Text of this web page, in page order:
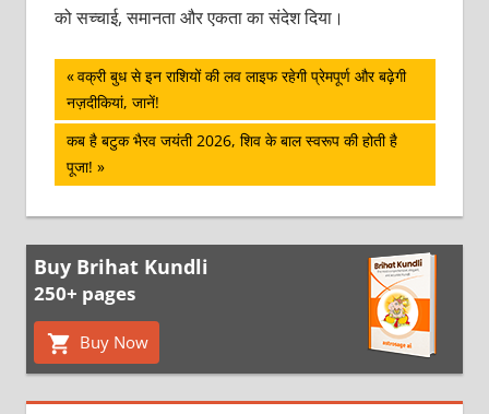
को सच्चाई, समानता और एकता का संदेश दिया।
पोस्ट
नेविगेशन
Previous
Post:
वक्री बुध से इन राशियों की लव लाइफ रहेगी प्रेमपूर्ण और बढ़ेगी
नज़दीकियां, जानें!
Next
Post:
कब है बटुक भैरव जयंती 2026, शिव के बाल स्‍वरूप की होती है
पूजा!
Buy Brihat Kundli
250+ pages
Buy Now